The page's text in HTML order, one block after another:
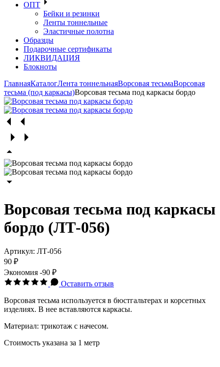
ОПТ
Бейки и резинки
Ленты тоннельные
Эластичные полотна
Образцы
Подарочные сертификаты
ЛИКВИДАЦИЯ
Блокноты
ГлавнаяКаталогЛента тоннельнаяВорсовая тесьмаВорсовая
тесьма (под каркасы)Ворсовая тесьма под каркасы бордо
Ворсовая тесьма под каркасы
бордо (ЛТ-056)
Артикул: ЛТ-056
90 ₽
Экономия -90 ₽
Оставить отзыв
Ворсовая тесьма используется в бюстгальтерах и корсетных
изделиях. В нее вставляются каркасы.
Материал: трикотаж с начесом.
Стоимость указана за 1 метр